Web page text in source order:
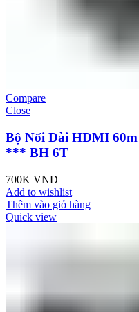
Compare
Close
Bộ Nối Dài HDMI
*** BH 6T
700K VND
Add to wishlist
Thêm vào giỏ hàng
Quick view